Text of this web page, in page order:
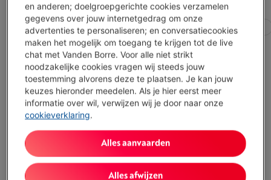
Alle filters Schermdiagonaal Schermtechnologie
Voor jou getest
LG G5 OLED EVO 4K 65 INCH OLED65G55LW
(2025)
(40)
Schermdiagonaal: 65 " (165 cm)
Schermresolutie: 3840 x 2160 pixels (4K UHD)
Verversingssnelheid: 120 Hz (Tot 144 Hz)
en anderen; doelgroepgerichte cookies verzamelen
gegevens over jouw internetgedrag om onze
advertenties te personaliseren; en conversatiecookies
maken het mogelijk om toegang te krijgen tot de live
chat met Vanden Borre. Voor alle niet strikt
noodzakelijke cookies vragen wij steeds jouw
toestemming alvorens deze te plaatsen. Je kan jouw
keuzes hieronder meedelen. Als je hier eerst meer
informatie over wil, verwijzen wij je door naar onze
cookieverklaring.
Alles afwijzen
Alles aanvaarden